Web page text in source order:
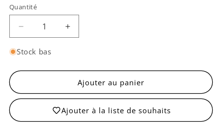
Quantité
Quantité
Réduire
la
quantité
Loki
Monster
Augmenter
la
Loki
Monster
Stock bas
Ajouter au panier
Ajouter à la liste de souhaits